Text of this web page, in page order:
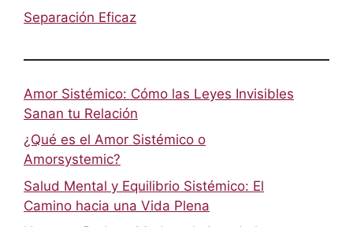
Separación Eficaz
Amor Sistémico: Cómo las Leyes Invisibles
Sanan tu Relación
¿Qué es el Amor Sistémico o
Amorsystemic?
Salud Mental y Equilibrio Sistémico: El
Camino hacia una Vida Plena